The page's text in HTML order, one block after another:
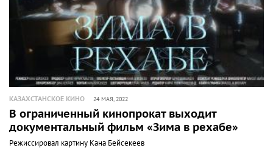
КАЗАХСТАНСКОЕ КИНО 24 МАЯ, 2022
В ограниченный кинопрокат выходит
документальный фильм «Зима в рехабе»
Режиссировал картину Кана Бейсекеев